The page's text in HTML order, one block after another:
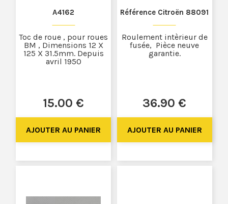
A4162
15.00 €
Toc de roue , pour roues
BM , Dimensions 12 X
125 X 31.5mm. Depuis
avril 1950
Référence Citroën 88091
36.90 €
Roulement intèrieur de
fusée, Pièce neuve
garantie.